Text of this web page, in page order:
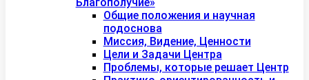
Общие положения и научная
подоснова
Миссия, Видение, Ценности
Цели и Задачи Центра
Проблемы, которые решает Центр